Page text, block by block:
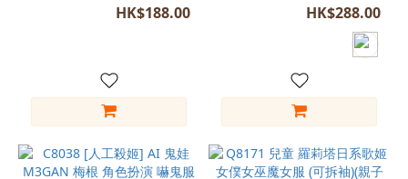
HK$188.00 HK$288.00